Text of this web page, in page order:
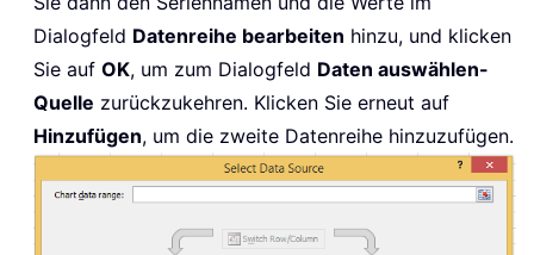
Dialogfeld Datenreihe bearbeiten hinzu, und klicken
Sie auf OK, um zum Dialogfeld Daten auswählen-
Quelle zurückzukehren. Klicken Sie erneut auf
Hinzufügen, um die zweite Datenreihe hinzuzufügen.